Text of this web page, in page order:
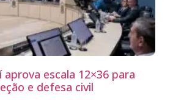
escala 12×36 para
e defesa civil